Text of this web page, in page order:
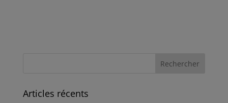
Articles récents